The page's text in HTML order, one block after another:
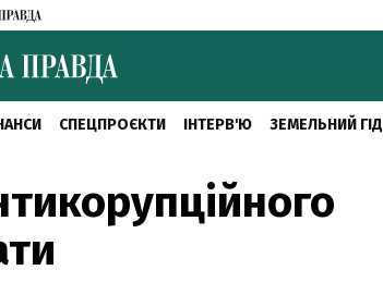
СПЕЦПРОЄКТИ ІНТЕРВ'Ю ЗЕМЕЛЬНИЙ ГІД